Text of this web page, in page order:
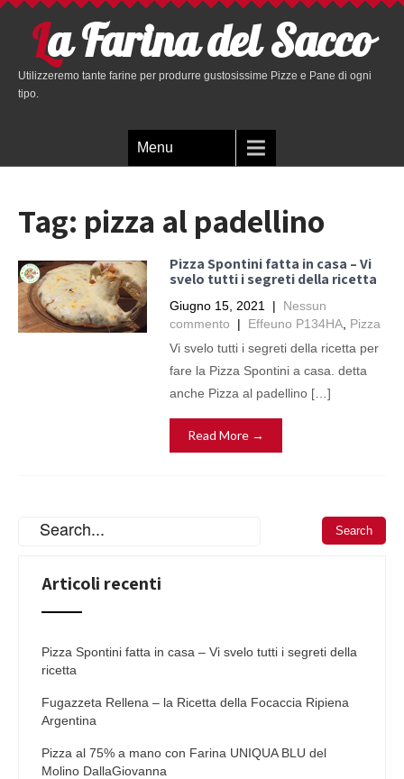
La Farina del Sacco
Utilizzeremo tante farine per produrre gustosissime Pizze e Pane di ogni
tipo.
Menu
Tag: pizza al padellino
Pizza Spontini fatta in casa – Vi
svelo tutti i segreti della ricetta
Giugno 15, 2021 | Nessun
commento
| Effeuno P134HA, Pizza
Vi svelo tutti i segreti della ricetta per
fare la Pizza Spontini a casa. detta
anche Pizza al padellino […]
Read More →
Articoli recenti
Pizza Spontini fatta in casa – Vi svelo tutti i segreti della
ricetta
Fugazzeta Rellena – la Ricetta della Focaccia Ripiena
Argentina
Pizza al 75% a mano con Farina UNIQUA BLU del
Molino DallaGiovanna